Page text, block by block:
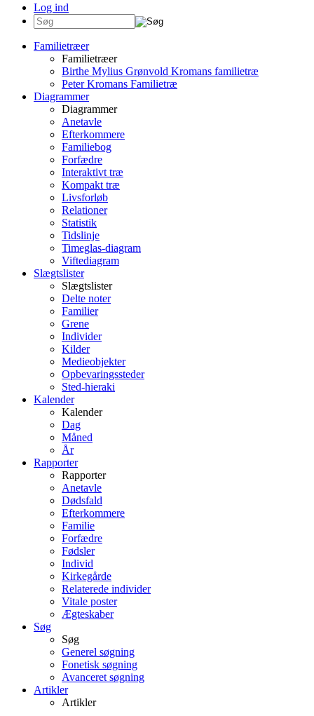
Log ind
Familietræer
Familietræer
Birthe Mylius Grønvold Kromans familietræ
Peter Kromans Familietræ
Diagrammer
Diagrammer
Anetavle
Efterkommere
Familiebog
Forfædre
Interaktivt træ
Kompakt træ
Livsforløb
Relationer
Statistik
Tidslinje
Timeglas-diagram
Viftediagram
Slægtslister
Slægtslister
Delte noter
Familier
Grene
Individer
Kilder
Medieobjekter
Opbevaringssteder
Sted-hieraki
Kalender
Kalender
Dag
Måned
År
Rapporter
Rapporter
Anetavle
Dødsfald
Efterkommere
Familie
Forfædre
Fødsler
Individ
Kirkegårde
Relaterede individer
Vitale poster
Ægteskaber
Søg
Søg
Generel søgning
Fonetisk søgning
Avanceret søgning
Artikler
Artikler